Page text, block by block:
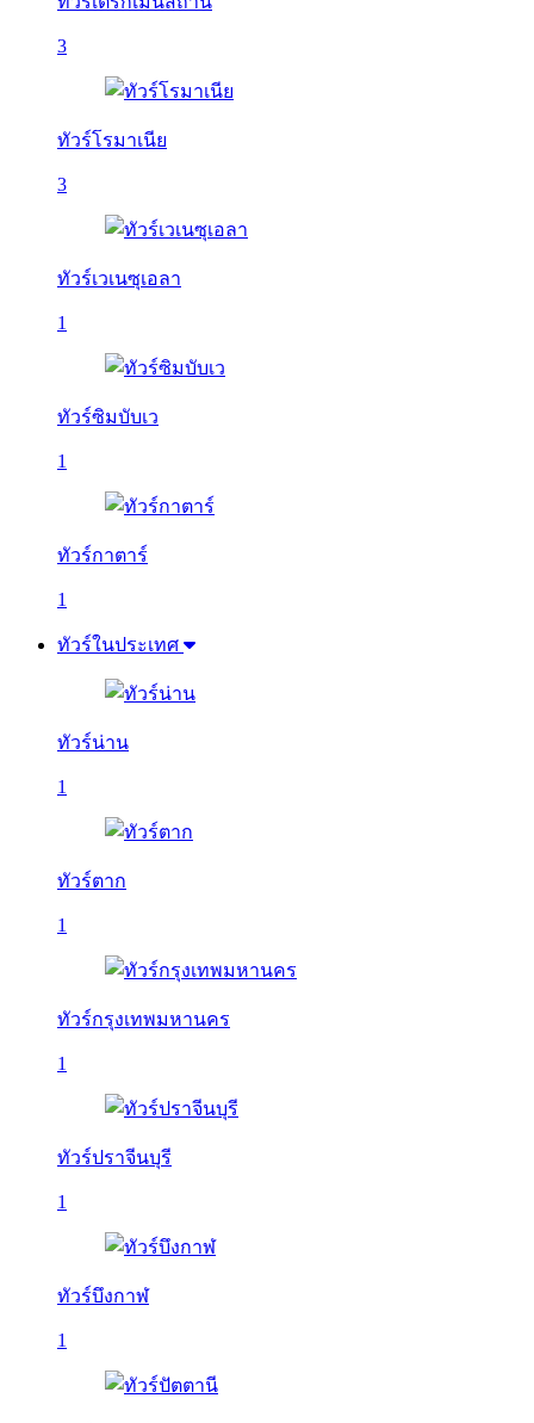
3
ทัวร์โรมาเนีย
3
ทัวร์เวเนซุเอลา
1
ทัวร์ซิมบับเว
1
ทัวร์กาตาร์
1
ทัวร์ในประเทศ
ทัวร์น่าน
1
ทัวร์ตาก
1
ทัวร์กรุงเทพมหานคร
1
ทัวร์ปราจีนบุรี
1
ทัวร์บึงกาฬ
1